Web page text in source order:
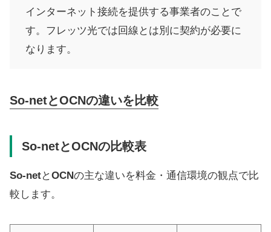
インターネット接続を提供する事業者のことで
す。フレッツ光では回線とは別に契約が必要に
なります。
So-netとOCNの違いを比較
So-netとOCNの比較表
So-netとOCNの主な違いを料金・通信環境の観点で比
較します。